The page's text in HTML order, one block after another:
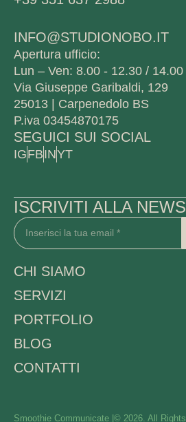
INFO@STUDIONOBO.IT
Apertura ufficio:
Lun – Ven: 8.00 - 12.30 /
Via Giuseppe Garibaldi, 129
25013 | Carpenedolo BS
P.iva 03454870175
SEGUICI SUI SOCIAL
IGFBINYT
ISCRIVITI ALLA
CHI SIAMO
SERVIZI
PORTFOLIO
BLOG
CONTATTI
Smoothie Communicate | © 2026. All